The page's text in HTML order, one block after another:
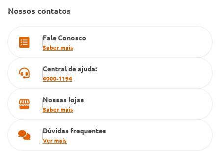
Cartão Grupo Conde
Nossos contatos
Fale Conosco
Saber mais
Central de ajuda:
4000-1194
Nossas lojas
Saber mais
Dúvidas frequentes
Ver mais